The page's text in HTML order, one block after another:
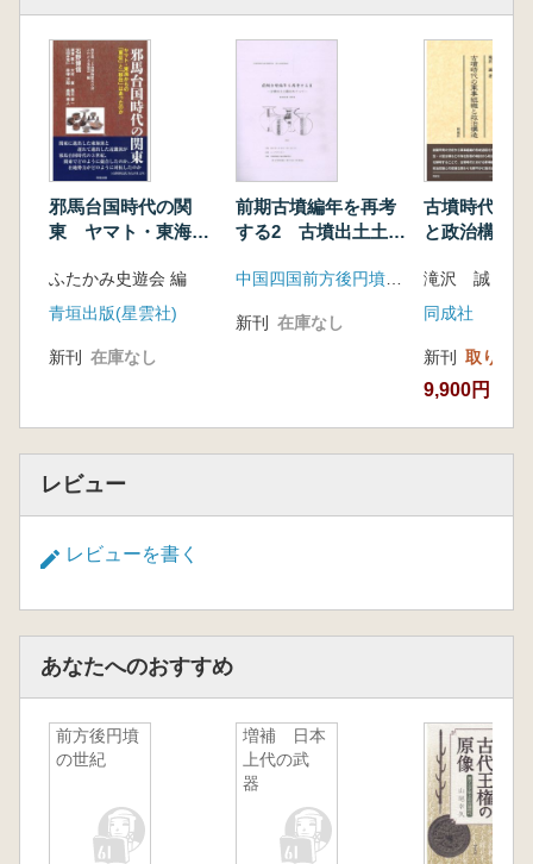
邪馬台国時代の関
東 ヤマト・東海か
住」はあったのか
ふたかみ史遊会 編
青垣出版(星雲社)
新刊 在庫なし
前期古墳編年を再考
する2 古墳出土土器
中国四国前方後円墳研究会
新刊 在庫なし
古墳時代の
と政治構造
滝沢 誠 著
同成社
新刊 取り寄せ
9,900円
レビュー
レビューを書く
あなたへのおすすめ
前方後円墳
の世紀
増補 日本
上代の武
器